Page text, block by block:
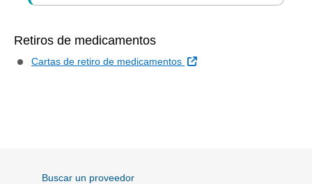
Retiros de medicamentos
Cartas de retiro de medicamentos Sitio Externo
Buscar un proveedor